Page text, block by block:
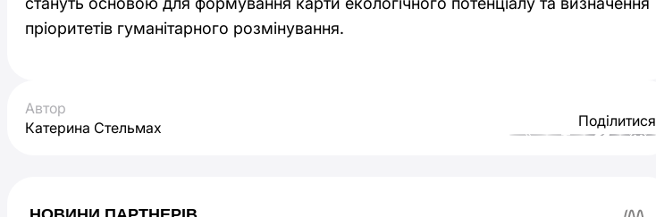
пріоритетів гуманітарного розмінування.
Автор
Катерина Стельмах
Поділитися